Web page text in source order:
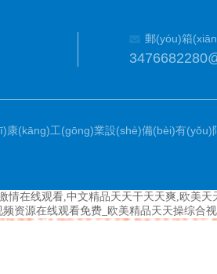
郵(yóu)箱
康(kāng)工(gōng)業設(shè)備(bèi)有
情在线观看,中文精品天天干天天爽,欧美
资源在线观看免费_欧美精品天天操综合
线观看 中文精品天天干天天爽 欧美天天摸天天